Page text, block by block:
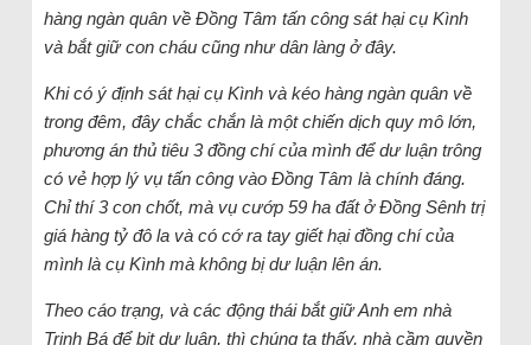
hàng ngàn quân về Đồng Tâm tấn công sát hại cụ Kình
và bắt giữ con cháu cũng như dân làng ở đây.
Khi có ý định sát hại cụ Kình và kéo hàng ngàn quân về
trong đêm, đây chắc chắn là một chiến dịch quy mô lớn,
phương án thủ tiêu 3 đồng chí của mình để dư luận trông
có vẻ hợp lý vụ tấn công vào Đồng Tâm là chính đáng.
Chỉ thí 3 con chốt, mà vụ cướp 59 ha đất ở Đồng Sênh trị
giá hàng tỷ đô la và có cớ ra tay giết hại đồng chí của
mình là cụ Kình mà không bị dư luận lên án.
Theo cáo trạng, và các động thái bắt giữ Anh em nhà
Trịnh Bá để bịt dư luận, thì chúng ta thấy, nhà cầm quyền